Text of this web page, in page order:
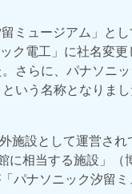
ミュージアム」とし
ク電工」に社名変
さらに、パナソニ
いう名称となりまし
施設として運営さ
に相当する施設」
パナソニック汐留